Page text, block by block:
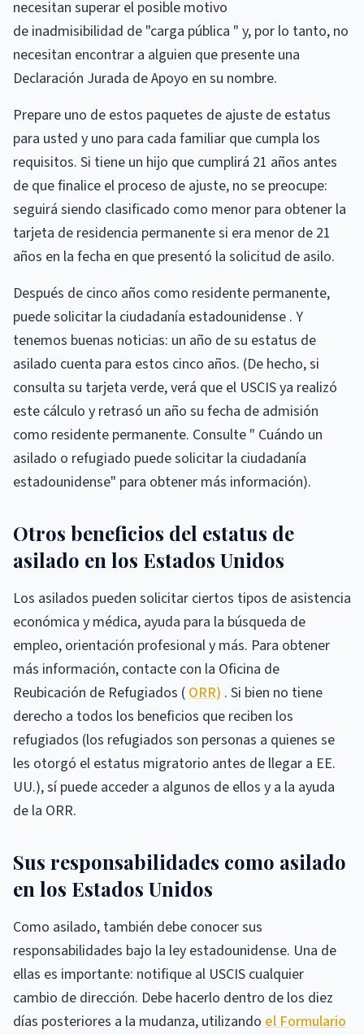
necesitan superar el posible motivo
de inadmisibilidad de "carga pública " y, por lo tanto, no
necesitan encontrar a alguien que presente una
Declaración Jurada de Apoyo en su nombre.
Prepare uno de estos paquetes de ajuste de estatus
para usted y uno para cada familiar que cumpla los
requisitos. Si tiene un hijo que cumplirá 21 años antes
de que finalice el proceso de ajuste, no se preocupe:
seguirá siendo clasificado como menor para obtener la
tarjeta de residencia permanente si era menor de 21
años en la fecha en que presentó la solicitud de asilo.
Después de cinco años como residente permanente,
puede solicitar la ciudadanía estadounidense . Y
tenemos buenas noticias: un año de su estatus de
asilado cuenta para estos cinco años. (De hecho, si
consulta su tarjeta verde, verá que el USCIS ya realizó
este cálculo y retrasó un año su fecha de admisión
como residente permanente. Consulte " Cuándo un
asilado o refugiado puede solicitar la ciudadanía
estadounidense" para obtener más información).
Otros beneficios del estatus de
asilado en los Estados Unidos
Los asilados pueden solicitar ciertos tipos de asistencia
económica y médica, ayuda para la búsqueda de
empleo, orientación profesional y más. Para obtener
más información, contacte con la Oficina de
Reubicación de Refugiados (ORR) . Si bien no tiene
derecho a todos los beneficios que reciben los
refugiados (los refugiados son personas a quienes se
les otorgó el estatus migratorio antes de llegar a EE.
UU.), sí puede acceder a algunos de ellos y a la ayuda
de la ORR.
Sus responsabilidades como asilado
en los Estados Unidos
Como asilado, también debe conocer sus
responsabilidades bajo la ley estadounidense. Una de
ellas es importante: notifique al USCIS cualquier
cambio de dirección. Debe hacerlo dentro de los diez
días posteriores a la mudanza, utilizando el Formulario